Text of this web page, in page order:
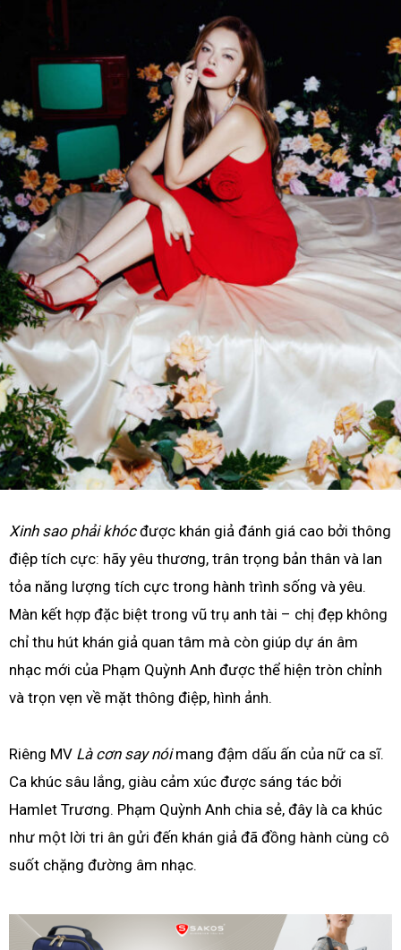
Xinh sao phải khócđược khán giả đánh giá cao bởi thông
điệp tích cực: hãy yêu thương, trân trọng bản thân và lan
tỏa năng lượng tích cực trong hành trình sống và yêu.
Màn kết hợp đặc biệt trong vũ trụ anh tài – chị đẹp không
chỉ thu hút khán giả quan tâm mà còn giúp dự án âm
nhạc mới của Phạm Quỳnh Anh được thể hiện tròn chỉnh
và trọn vẹn về mặt thông điệp, hình ảnh.
Riêng MV Là cơn say nóimang đậm dấu ấn của nữ ca sĩ.
Ca khúc sâu lắng, giàu cảm xúc được sáng tác bởi
Hamlet Trương. Phạm Quỳnh Anh chia sẻ, đây là ca khúc
như một lời tri ân gửi đến khán giả đã đồng hành cùng cô
suốt chặng đường âm nhạc.